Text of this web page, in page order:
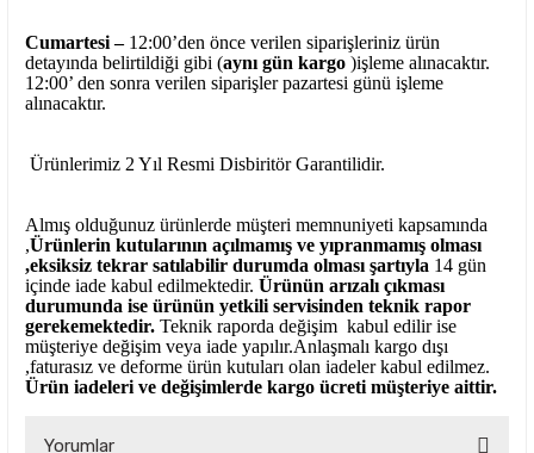
Cumartesi – 12:00’den önce verilen siparişleriniz ürün
detayında belirtildiği gibi (aynı gün kargo )işleme alınacaktır.
12:00’ den sonra verilen siparişler pazartesi günü işleme
alınacaktır.
Ürünlerimiz 2 Yıl Resmi Disbiritör Garantilidir.
Almış olduğunuz ürünlerde müşteri memnuniyeti kapsamında
,Ürünlerin kutularının açılmamış ve yıpranmamış olması
,eksiksiz tekrar satılabilir durumda olması şartıyla 14 gün
içinde iade kabul edilmektedir. Ürünün arızalı çıkması
durumunda ise ürünün yetkili servisinden teknik rapor
gerekemektedir. Teknik raporda değişim kabul edilir ise
müşteriye değişim veya iade yapılır.Anlaşmalı kargo dışı
,faturasız ve deforme ürün kutuları olan iadeler kabul edilmez.
Ürün iadeleri ve değişimlerde kargo ücreti müşteriye aittir.
Yorumlar